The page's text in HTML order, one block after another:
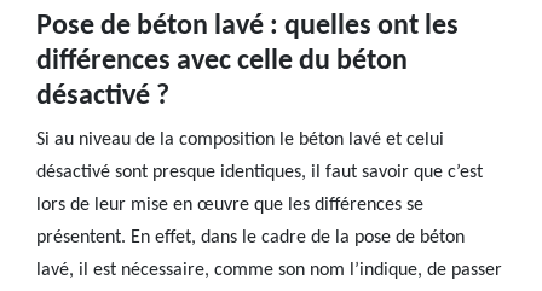
Pose de béton lavé : quelles ont les
différences avec celle du béton
désactivé ?
Si au niveau de la composition le béton lavé et celui
désactivé sont presque identiques, il faut savoir que c’est
lors de leur mise en œuvre que les différences se
présentent. En effet, dans le cadre de la pose de béton
lavé, il est nécessaire, comme son nom l’indique, de passer